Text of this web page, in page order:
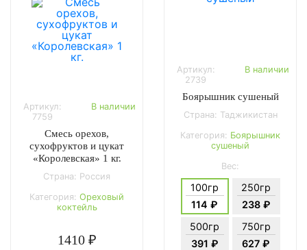
Артикул:
7759
В наличии
Смесь орехов,
сухофруктов и цукат
«Королевская» 1 кг.
Страна: Россия
Категория: Ореховый
коктейль
1410 ₽
Артикул:
2739
В наличии
Боярышник сушеный
Страна: Таджикистан
Категория: Боярышник
сушеный
Вес:
100гр
114 ₽
250гр
238 ₽
500гр
391 ₽
750гр
627 ₽